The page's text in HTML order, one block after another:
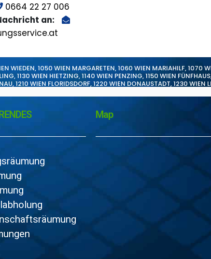
0664 22 27 006
an:
WIEDEN,1050 WIEN MARGARETEN,1060 WIEN MARIAHILF,1070
,1130 WIEN HIETZING,1140 WIEN PENZING,1150 WIEN FÜNFHAUS
,1210 WIEN FLORIDSDORF,1220 WIEN DONAUSTADT,1230 WIEN
Map